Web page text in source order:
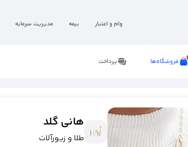
وام و اعتبار بیمه مدیریت سرمایه
فروشگاه‌ها پرداخت
هانی گلد
طلا و زیورآلات